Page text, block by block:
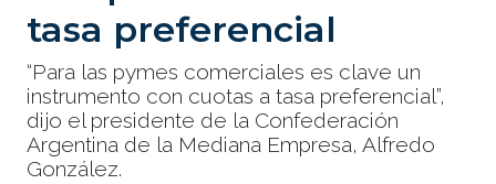
tasa preferencial
“Para las pymes comerciales es clave un
instrumento con cuotas a tasa preferencial”,
dijo el presidente de la Confederación
Argentina de la Mediana Empresa, Alfredo
González.